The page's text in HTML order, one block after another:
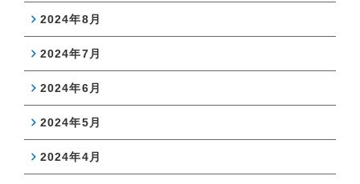
2024年8月
2024年7月
2024年6月
2024年5月
2024年4月